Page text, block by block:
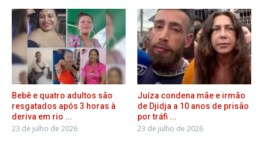
Bebê e quatro adultos são
resgatados após 3 horas à
deriva em rio ...
23 de julho de 2026
Juíza condena mãe e irmão
de Djidja a 10 anos de prisão
por tráfi ...
23 de julho de 2026